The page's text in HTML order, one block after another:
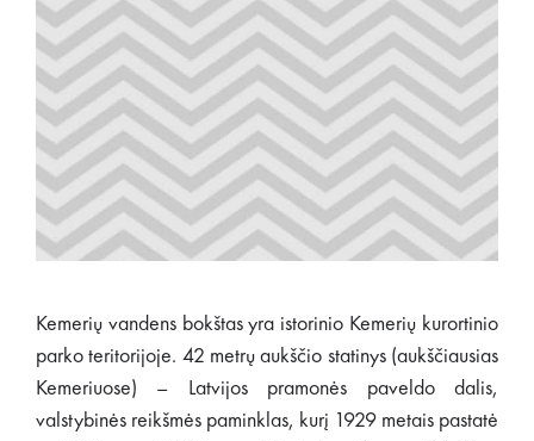
Kemerių vandens bokštas yra istorinio Kemerių kurortinio
parko teritorijoje. 42 metrų aukščio statinys (aukščiausias
Kemeriuose) – Latvijos pramonės paveldo dalis,
valstybinės reikšmės paminklas, kurį 1929 metais pastatė